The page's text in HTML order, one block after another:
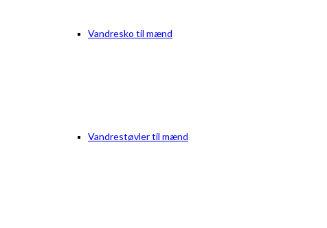
Vandresko til mænd
Vandrestøvler til mænd